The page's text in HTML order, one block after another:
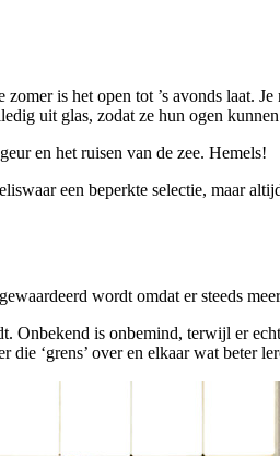
is het open tot ’s avonds laat. Je
uit glas, zodat ze hun ogen
en het ruisen van de zee. Hemels!
een beperkte selectie, maar
wordt omdat er steeds
Onbekend is onbemind, terwijl er
‘grens’ over en elkaar wat beter